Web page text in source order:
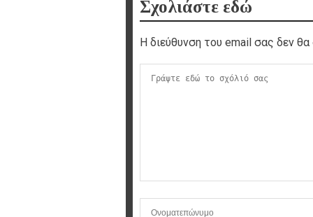
Σχολιάστε εδώ
Η διεύθυνση του email σας δεν θα